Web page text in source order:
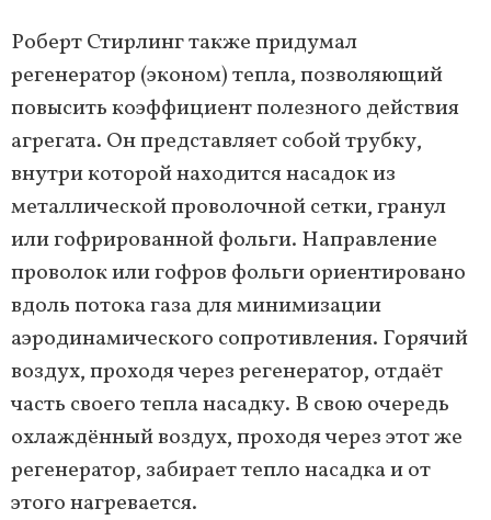
Роберт Стирлинг также придумал
регенератор (эконом) тепла, позволяющий
повысить коэффициент полезного действия
агрегата. Он представляет собой трубку,
внутри которой находится насадок из
металлической проволочной сетки, гранул
или гофрированной фольги. Направление
проволок или гофров фольги ориентировано
вдоль потока газа для минимизации
аэродинамического сопротивления. Горячий
воздух, проходя через регенератор, отдаёт
часть своего тепла насадку. В свою очередь
охлаждённый воздух, проходя через этот же
регенератор, забирает тепло насадка и от
этого нагревается.